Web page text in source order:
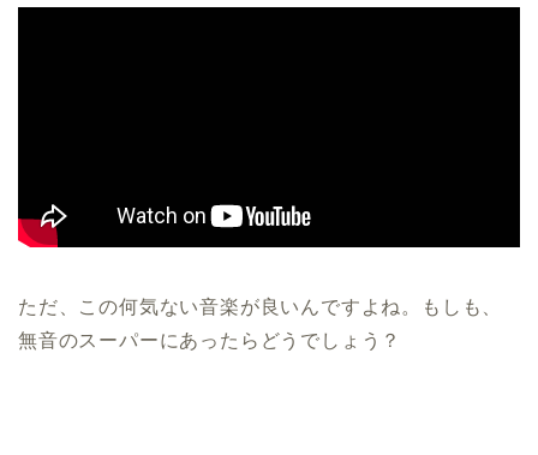
ただ、この何気ない音楽が良いんですよね。もしも、
無音のスーパーにあったらどうでしょう？